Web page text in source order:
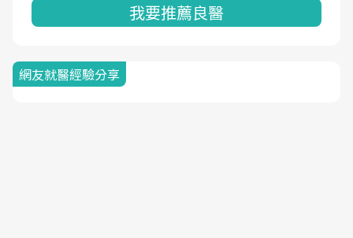
我要推薦良醫
網友就醫經驗分享